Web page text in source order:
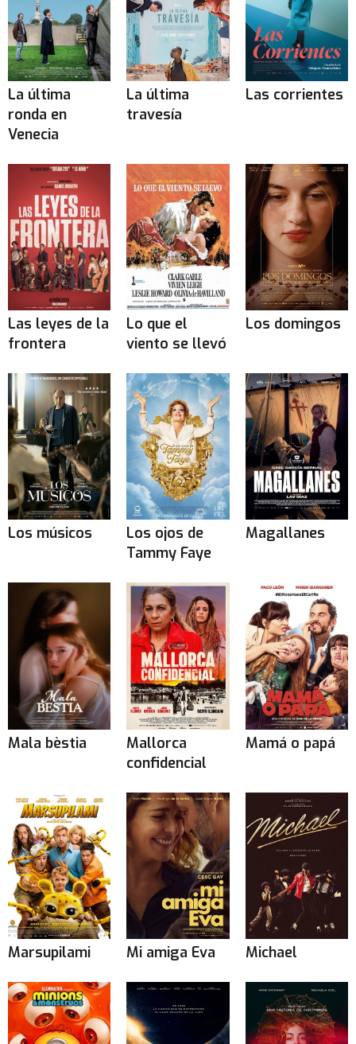
La última
ronda en
Venecia
La última
travesía
Las corrientes
Las leyes de la
frontera
Lo que el
viento se llevó
Los domingos
Los músicos
Los ojos de
Tammy Faye
Magallanes
Mala bèstia
Mallorca
confidencial
Mamá o papá
Marsupilami Mi amiga Eva Michael